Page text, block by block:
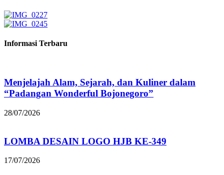
Informasi Terbaru
Menjelajah Alam, Sejarah, dan Kuliner dalam
“Padangan Wonderful Bojonegoro”
28/07/2026
LOMBA DESAIN LOGO HJB KE-349
17/07/2026